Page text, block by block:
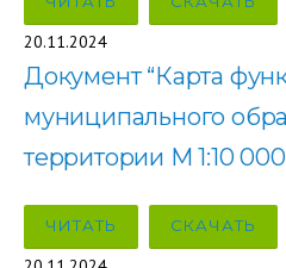
20.11.2024
Документ “Карта
муниципального
территории М 1:10
ЧИТАТЬ СКАЧАТЬ